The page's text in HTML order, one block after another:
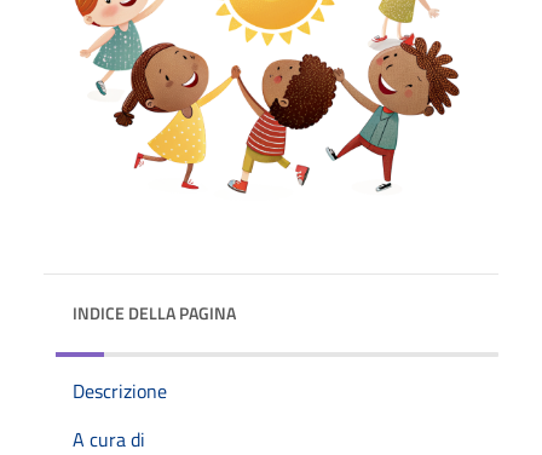
INDICE DELLA PAGINA
Descrizione
A cura di